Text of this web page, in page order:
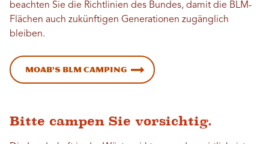
beachten Sie die Richtlinien des Bundes, damit die BLM-
Flächen auch zukünftigen Generationen zugänglich
bleiben.
Moab's BLM Camping
Bitte campen Sie vorsichtig.